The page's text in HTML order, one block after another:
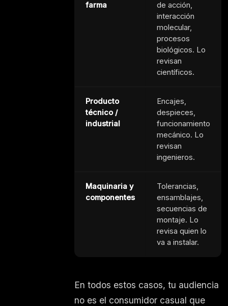
farma
de acción,
interacción
molecular,
procesos
biológicos. Lo
revisan
científicos.
Producto
técnico /
industrial
Encajes,
despieces,
funcionamiento
mecánico. Lo
revisan
ingenieros.
Maquinaria y
componentes
Tolerancias,
ensamblajes,
secuencias de
montaje. Lo
revisa quien lo
va a instalar.
En todos estos casos, tu audiencia
no es el consumidor casual que